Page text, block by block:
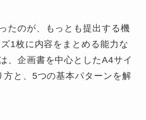
たのが、もっとも提出する機
1枚に内容をまとめる能力な
、企画書を中心としたA4サイ
方と、5つの基本パターンを解